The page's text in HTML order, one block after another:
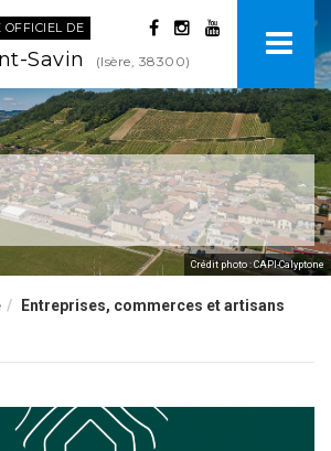
OFFICIEL DE
Savin (Isère, 38300)
Crédit photo : CAPI-Calyptone
Entreprises, commerces et artisans